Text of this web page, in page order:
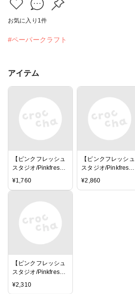
お気に入り 1 件
#ペーパークラフト
アイテム
【ピンクフレッシュ
スタジオ/Pinkfresh
Studio】マスキング
テープ - Lemons
¥1,760
【ピンクフレッシュ
スタジオ/Pinkfresh
Studio】ダイ -
Lemons and
¥2,860
【ピンクフレッシュ
スタジオ/Pinkfresh
Studio】クリングス
タンプ - Diamond
¥2,310